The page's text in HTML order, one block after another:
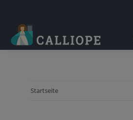
Startseite